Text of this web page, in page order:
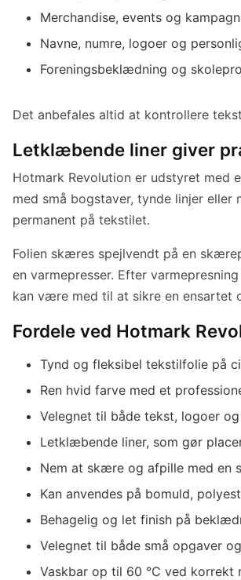
Merchandise, events og
Navne, numre, logoer og
Foreningsbeklædning og
Det anbefales altid at kontrollere
Letklæbende liner giver
Hotmark Revolution er udstyret
med små bogstaver, tynde linjer
permanent på tekstilet.
Folien skæres spejlvendt på en
en varmepresser. Efter
kan være med til at sikre en
Fordele ved Hotmark
Tynd og fleksibel tekstilfolie på
Ren hvid farve med et
Velegnet til både tekst, logoer
Letklæbende liner, som gør
Nem at skære og afpille med en
Kan anvendes på bomuld,
Behagelig og let finish på
Velegnet til både små opgaver
Vaskbar op til 60 °C ved korrekt